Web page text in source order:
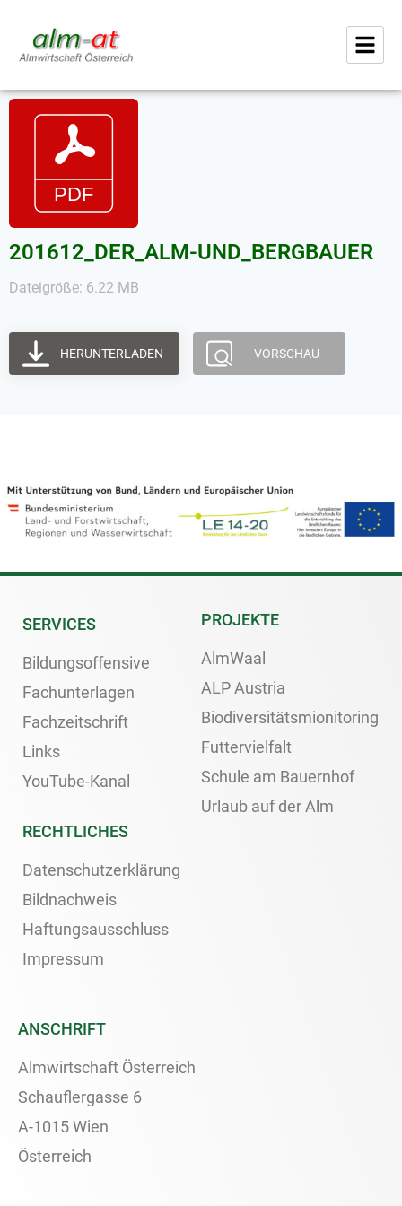
201612_DER_ALM-UND_BERGBAUER
Dateigröße: 6.22 MB
HERUNTERLADEN VORSCHAU
SERVICES
Bildungsoffensive
Fachunterlagen
Fachzeitschrift
Links
YouTube-Kanal
PROJEKTE
AlmWaal
ALP Austria
Biodiversitätsmionitoring
Futtervielfalt
Schule am Bauernhof
Urlaub auf der Alm
RECHTLICHES
Datenschutzerklärung
Bildnachweis
Haftungsausschluss
Impressum
ANSCHRIFT
Almwirtschaft Österreich
Schauflergasse 6
A-1015 Wien
Österreich